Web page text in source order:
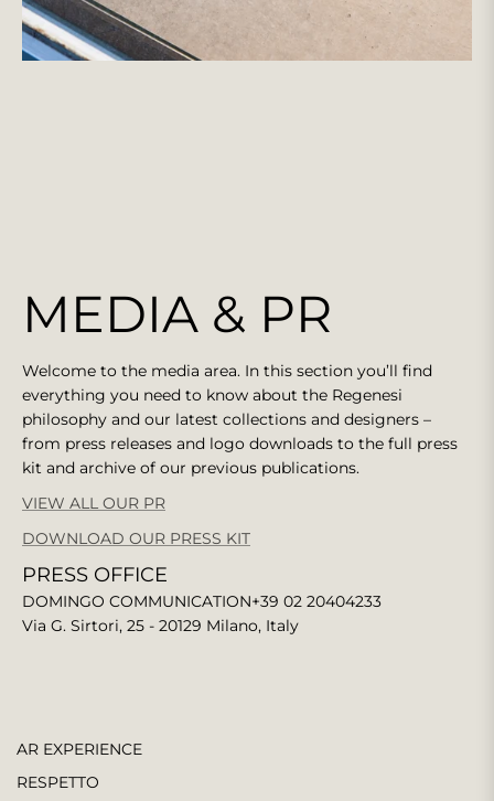
MEDIA & PR
Welcome to the media area. In this section you’ll find
everything you need to know about the Regenesi
philosophy and our latest collections and designers –
from press releases and logo downloads to the full press
kit and archive of our previous publications.
VIEW ALL OUR PR
DOWNLOAD OUR PRESS KIT
PRESS OFFICE
DOMINGO COMMUNICATION+39 02 20404233
Via G. Sirtori, 25 - 20129 Milano, Italy
AR EXPERIENCE
RESPETTO